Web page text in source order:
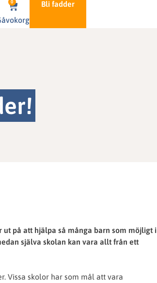
0 Bli fadder
på att hjälpa så många barn som möjligt i
själva skolan kan vara allt från ett
Vissa skolor har som mål att vara